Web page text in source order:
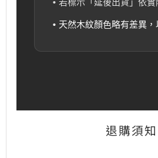
• 天然木紋顏色略有差異，
退購須知